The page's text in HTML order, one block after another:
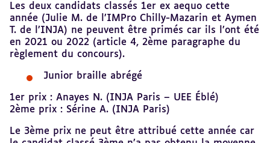
Les deux candidats classés 1er ex aequo cette
année (Julie M. de l’IMPro Chilly-Mazarin et Aymen
T. de l’INJA) ne peuvent être primés car ils l’ont été
en 2021 ou 2022 (article 4, 2ème paragraphe du
règlement du concours).
Junior braille abrégé
1er prix : Anayes N. (INJA Paris – UEE Éblé)
2ème prix : Sérine A. (INJA Paris)
Le 3ème prix ne peut être attribué cette année car